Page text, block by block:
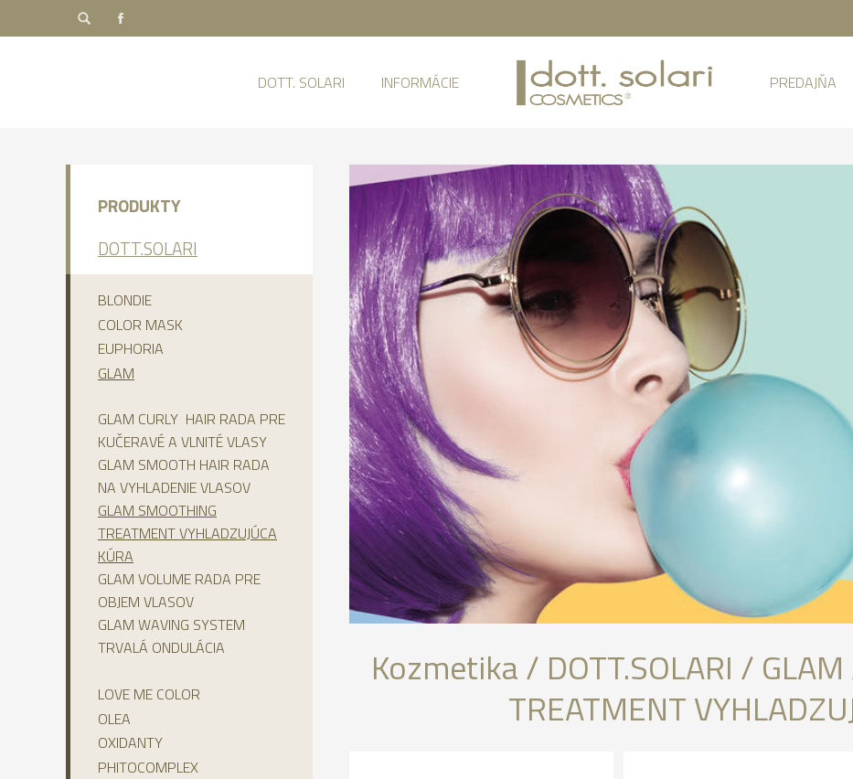
DOTT. SOLARI INFORMÁCIE PREDAJŇA
PRODUKTY
DOTT.SOLARI
BLONDIE
COLOR MASK
EUPHORIA
GLAM
GLAM CURLY HAIR RADA PRE
KUČERAVÉ A VLNITÉ VLASY
GLAM SMOOTH HAIR RADA
NA VYHLADENIE VLASOV
GLAM SMOOTHING
TREATMENT VYHLADZUJÚCA
KÚRA
GLAM VOLUME RADA PRE
OBJEM VLASOV
GLAM WAVING SYSTEM
TRVALÁ ONDULÁCIA
LOVE ME COLOR
OLEA
OXIDANTY
PHITOCOMPLEX
Kozmetika / DOTT.SOLARI /
TREATMENT